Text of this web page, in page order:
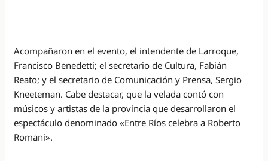
Acompañaron en el evento, el intendente de Larroque,
Francisco Benedetti; el secretario de Cultura, Fabián
Reato; y el secretario de Comunicación y Prensa, Sergio
Kneeteman. Cabe destacar, que la velada contó con
músicos y artistas de la provincia que desarrollaron el
espectáculo denominado «Entre Ríos celebra a Roberto
Romani».